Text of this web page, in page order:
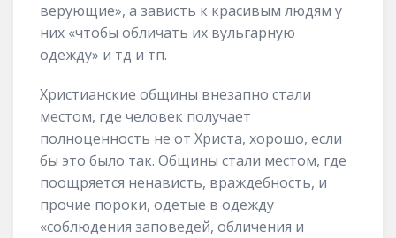
верующие», а зависть к красивым людям у
них «чтобы обличать их вульгарную
одежду» и тд и тп.
Христианские общины внезапно стали
местом, где человек получает
полноценность не от Христа, хорошо, если
бы это было так. Общины стали местом, где
поощряется ненависть, враждебность, и
прочие пороки, одетые в одежду
«соблюдения заповедей, обличения и